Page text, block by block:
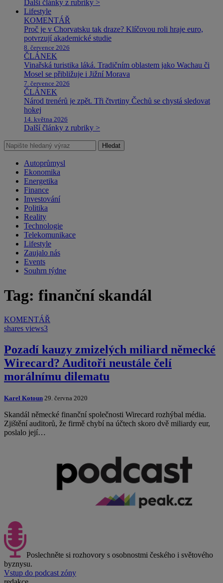
Další články z rubriky >
Lifestyle
KOMENTÁŘ
Proč je v Chorvatsku tak draze? Klíčovou roli hraje euro,
potvrzují akademické studie
8. července 2026
ČLÁNEK
Vinařská turistika láká. Tradičním oblastem jako Wachau či
Mosel se přibližuje i Jižní Morava
7. července 2026
ČLÁNEK
Národ trenérů je zpět. Tři čtvrtiny Čechů se chystá sledovat
hokej
14. května 2026
Další články z rubriky >
Hledat
Autoprůmysl
Ekonomika
Energetika
Finance
Investování
Politika
Reality
Technologie
Telekomunikace
Lifestyle
Zaujalo nás
Events
Souhrn týdne
Tag: finanční skandál
KOMENTÁŘ
shares views3
Pozadí kauzy zmizelých miliard německé
Wirecard? Auditoři neustále čelí
morálnímu dilematu
Karel Kotoun 29. června 2020
Skandál německé finanční společnosti Wirecard rozhýbal média.
Zjištění auditorů, že firmě chybí na účtech skoro dvě miliardy eur,
poslalo její…
Poslechněte si rozhovory s osobnostmi českého i světového
byznysu.
Vstup do podcast zóny